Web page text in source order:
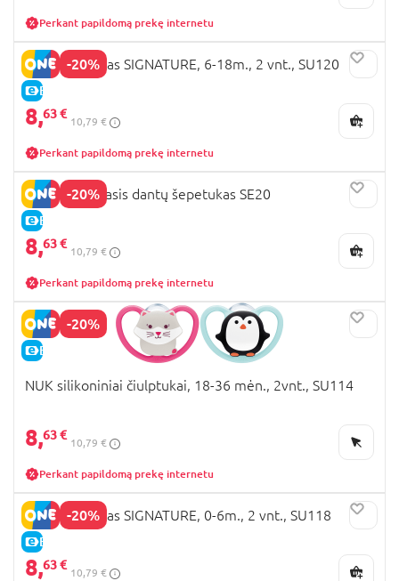
Perkant papildomą prekę internetu
-20%
E-KAINA
NUK čiulptukas SIGNATURE, 6-18m., 2 vnt., SU120
8,63 €
10,79 €
Perkant papildomą prekę internetu
-20%
E-KAINA
NUK mokomasis dantų šepetukas SE20
8,63 €
10,79 €
Perkant papildomą prekę internetu
-20%
E-KAINA
NUK silikoniniai čiulptukai, 18-36 mėn., 2vnt., SU114
8,63 €
10,79 €
Perkant papildomą prekę internetu
-20%
E-KAINA
NUK čiulptukas SIGNATURE, 0-6m., 2 vnt., SU118
8,63 €
10,79 €